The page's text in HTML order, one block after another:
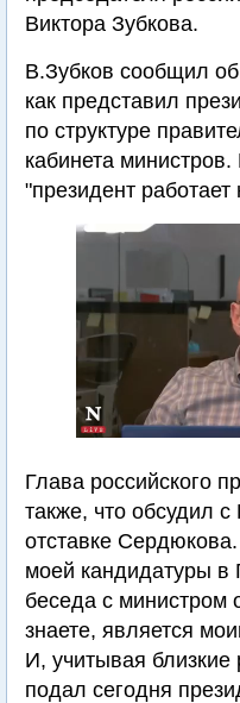
Виктора Зубкова.
В.Зубков сообщил
как представил
по структуре
кабинета
"президент
Глава российского
также, что обсудил
отставке
моей кандидатуры
беседа с министром
знаете, является
И, учитывая близкие
подал сегодня